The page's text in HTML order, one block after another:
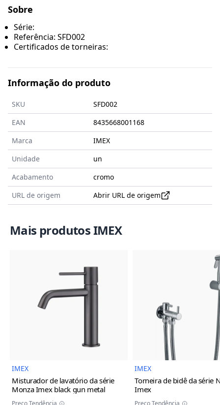
Sobre
Série:
Referência: SFD002
Certificados de torneiras:
Informação do produto
SKU
SFD002
EAN
8435668001168
Marca
IMEX
Unidade
un
Acabamento
cromo
URL de origem
Abrir URL de origem
Mais produtos IMEX
IMEX
Misturador de lavatório da série
Monza Imex black gun metal
IMEX
Torneira de bidê da série
Imex